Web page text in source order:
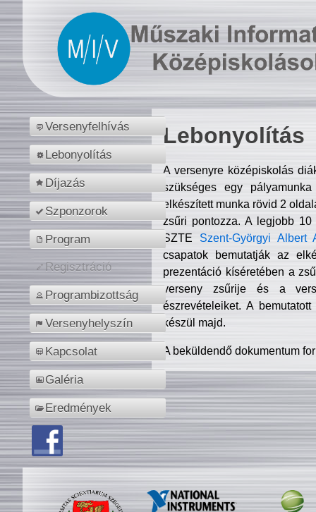
Versenyfelhívás
Lebonyolítás
Díjazás
Szponzorok
Program
Regisztráció
Programbizottság
Versenyhelyszín
Kapcsolat
Galéria
Eredmények
Lebonyolítás
A versenyre középiskolás
szükséges egy
elkészített munka rövid 2
zsűri pontozza. A legjobb
SZTE Szent-Györgyi Albert
csapatok bemutatják az
prezentáció kíséretében a
verseny zsűrije és a
észrevételeiket. A
készül majd.
A beküldendő dokumentum